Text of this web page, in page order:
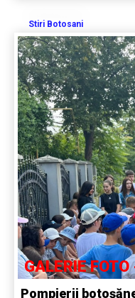
Stiri Botosani
GALERIE
Pompierii